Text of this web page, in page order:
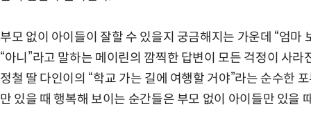
부모 없이 아이들이 잘할 수 있을지 궁금해지는 가운데 “엄마
“아니”라고 말하는 메이린의 깜찍한 답변이 모든 걱정이 사
정철 딸 다인이의 “학교 가는 길에 여행할 거야”라는 순수한
만 있을 때 행복해 보이는 순간들은 부모 없이 아이들만 있을